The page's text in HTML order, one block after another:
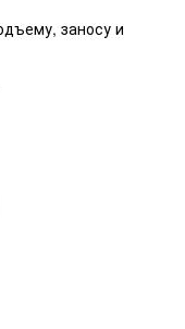
заносу и